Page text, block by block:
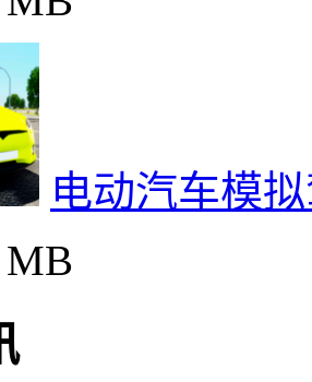
电动汽车模
MB